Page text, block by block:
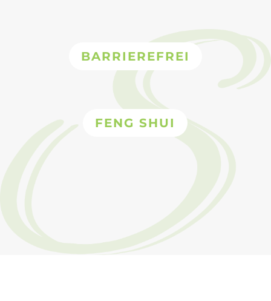
BARRIEREFREI
FENG SHUI